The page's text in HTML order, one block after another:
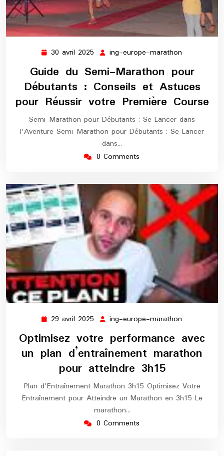
30 avril 2025 30
2025
ing-europe-marathon
marathon
Guide du Semi-Marathon pour
Débutants : Conseils et Astuces
pour Réussir votre Première Course
Semi-Marathon pour Débutants : Se Lancer dans
l'Aventure Semi-Marathon pour Débutants : Se Lancer
dans…
0 Comments
29 avril 2025 29
2025
ing-europe-marathon
marathon
Optimisez votre performance avec
un plan d’entraînement marathon
pour atteindre 3h15
Plan d'Entraînement Marathon 3h15 Optimisez Votre
Entraînement pour Atteindre un Marathon en 3h15 Le
marathon…
0 Comments